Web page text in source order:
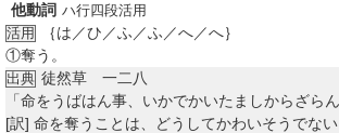
他動詞 ハ行四段活用
活用
｛は／ひ／ふ／ふ／へ／へ｝
①奪う。
出典 徒然草 一二八
「命をうばはん事、いかでかいたましからざらん
[訳] 命を奪うことは、どうしてかわいそうでない